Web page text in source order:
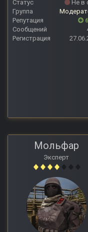
Статус
Не в
Группа
Репутация
Сообщений
Регистрация
Мольфар
Эксперт